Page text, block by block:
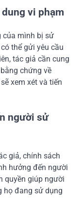
vi phạm
của mình bị sử
thể gửi yêu cầu
tác giả cần cung
chứng về
xem xét và tiến
người sử
giả, chính sách
hưởng đến người
quyền giúp người
họ đang sử dụng